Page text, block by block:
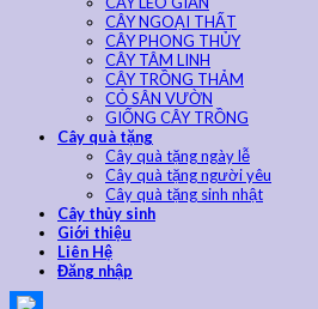
CÂY NGOẠI THẤT
CÂY PHONG THỦY
CÂY TÂM LINH
CÂY TRỒNG THẢM
CỎ SÂN VƯỜN
GIỐNG CÂY TRỒNG
Cây quà tặng
Cây quà tặng ngày lễ
Cây quà tặng người yêu
Cây quà tặng sinh nhật
Cây thủy sinh
Giới thiệu
Liên Hệ
Đăng nhập